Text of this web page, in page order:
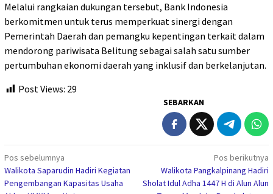
Melalui rangkaian dukungan tersebut, Bank Indonesia
berkomitmen untuk terus memperkuat sinergi dengan
Pemerintah Daerah dan pemangku kepentingan terkait dalam
mendorong pariwisata Belitung sebagai salah satu sumber
pertumbuhan ekonomi daerah yang inklusif dan berkelanjutan.
Post Views: 29
SEBARKAN
Navigasi
pos
Pos sebelumnya
Walikota Saparudin Hadiri Kegiatan
Pengembangan Kapasitas Usaha
Pos berikutnya
Walikota Pangkalpinang Hadiri
Sholat Idul Adha 1447 H di Alun Alun